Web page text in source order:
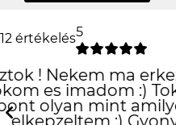
12 értékelés5
Elképesztően jó
Kinga
Previous